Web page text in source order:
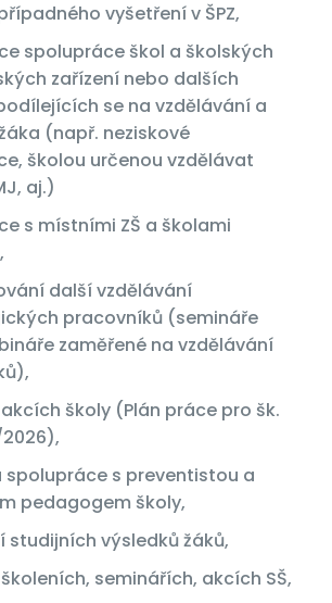
vyšetření v ŠPZ,
spolupráce škol a školských
zařízení nebo dalších
se na vzdělávání a
(např. neziskové
školou určenou vzdělávat
aj.)
s místními ZŠ a školami
další vzdělávání
pracovníků (semináře
zaměřené na vzdělávání
školy (Plán práce pro šk.
spolupráce s preventistou a
pedagogem školy,
studijních výsledků žáků,
seminářích, akcích SŠ,